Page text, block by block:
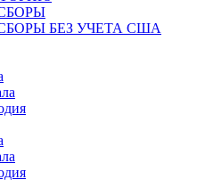
БЕЗ УЧЕТА США